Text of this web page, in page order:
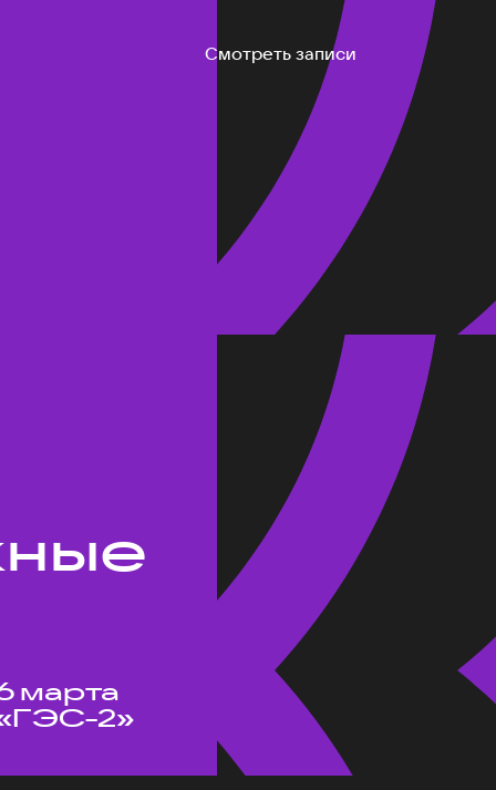
Смотреть записи
марта
2»